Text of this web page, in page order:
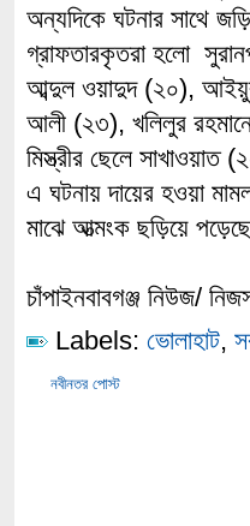
অন্যদিকে ঘটনার সাথে
গ্রাফতারকৃতরা হলো
আব্দুল ওয়াদুদ (২০),
আলী (২৩), খলিলুর
মিস্ত্রীর ছেলে
এ ঘটনায় দায়ের হওয়া
মাঝে আত্মংক ছড়িয়ে
চাঁপাইনবাবগঞ্জ নিউজ/
Labels: ভোলাহাট,
নবীনতর পোস্ট